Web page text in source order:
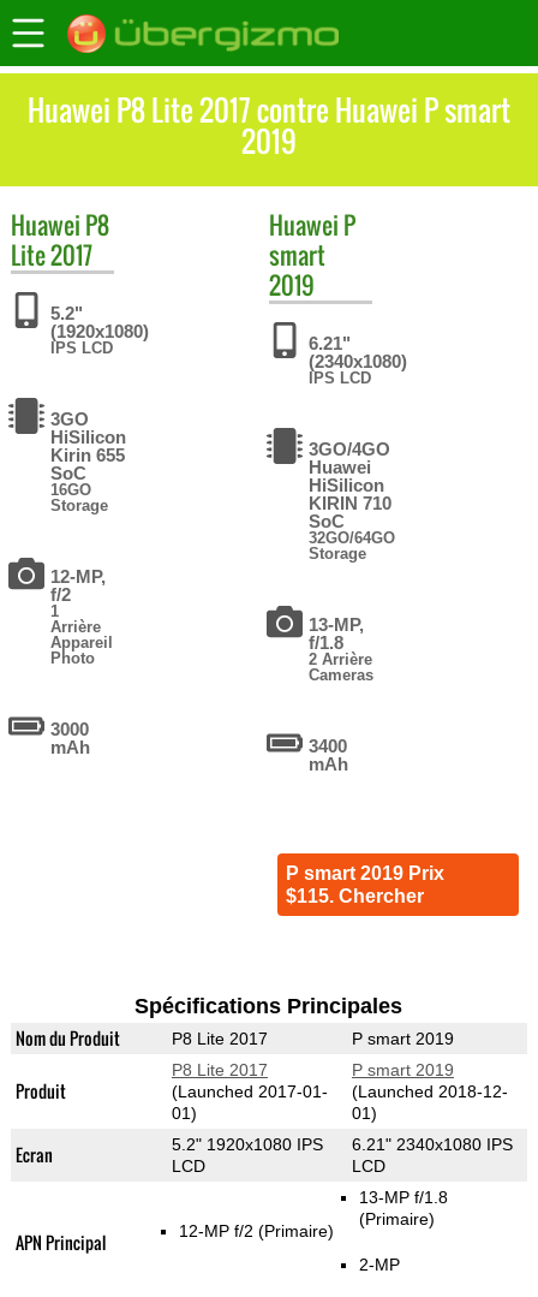
Huawei P8 Lite 2017 contre Huawei P smart
2019
Huawei P8
Lite 2017
5.2"
(1920x1080)
IPS LCD
3GO
HiSilicon
Kirin 655
SoC
16GO
Storage
12-MP,
f/2
1
Arrière
Appareil
Photo
3000
mAh
Huawei P
smart
2019
6.21"
(2340x1080)
IPS LCD
3GO/4GO
Huawei
HiSilicon
KIRIN 710
SoC
32GO/64GO
Storage
13-MP,
f/1.8
2 Arrière
Cameras
3400
mAh
P smart 2019 Prix
$115. Chercher
Spécifications Principales
Nom du Produit P8 Lite 2017 P smart 2019
Produit
P8 Lite 2017
(Launched 2017-01-
01)
P smart 2019
(Launched 2018-12-
01)
Ecran
5.2" 1920x1080 IPS
LCD
6.21" 2340x1080 IPS
LCD
APN Principal 12-MP f/2 (Primaire)
13-MP f/1.8
(Primaire)
2-MP